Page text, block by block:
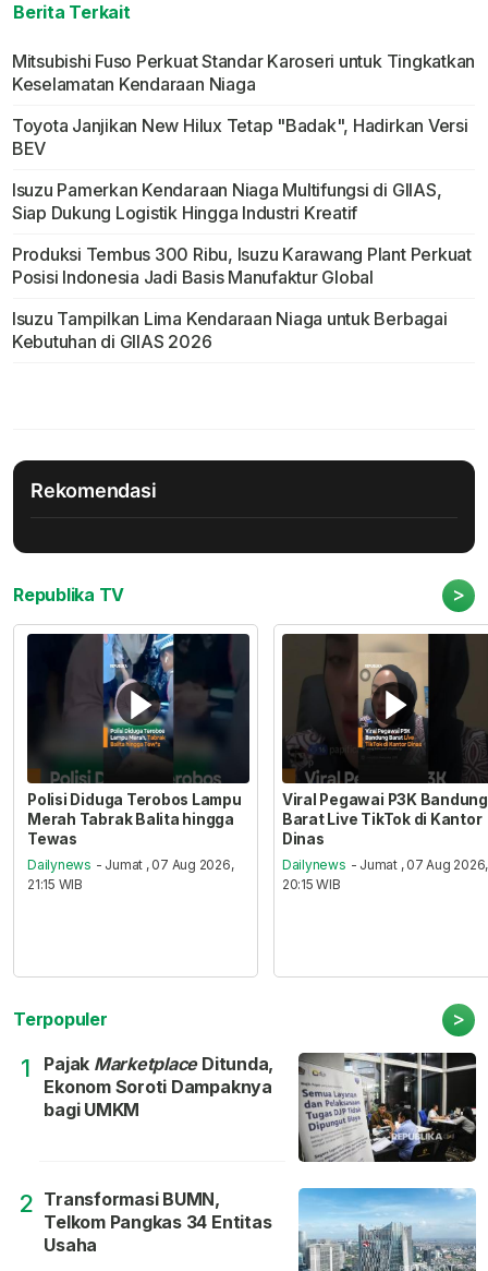
Berita Terkait
Mitsubishi Fuso Perkuat Standar Karoseri untuk Tingkatkan
Keselamatan Kendaraan Niaga
Toyota Janjikan New Hilux Tetap "Badak", Hadirkan Versi
BEV
Isuzu Pamerkan Kendaraan Niaga Multifungsi di GIIAS,
Siap Dukung Logistik Hingga Industri Kreatif
Produksi Tembus 300 Ribu, Isuzu Karawang Plant Perkuat
Posisi Indonesia Jadi Basis Manufaktur Global
Isuzu Tampilkan Lima Kendaraan Niaga untuk Berbagai
Kebutuhan di GIIAS 2026
Rekomendasi
Republika TV >
Polisi Diduga Terobos Lampu
Merah Tabrak Balita hingga
Tewas
Dailynews - Jumat , 07 Aug 2026,
21:15 WIB
Viral Pegawai P3K Bandung
Barat Live TikTok di Kantor
Dinas
Dailynews - Jumat , 07 Aug 2026,
20:15 WIB
Terpopuler >
1 Pajak MarketplaceDitunda,
Ekonom Soroti Dampaknya
bagi UMKM
2 Transformasi BUMN,
Telkom Pangkas 34 Entitas
Usaha